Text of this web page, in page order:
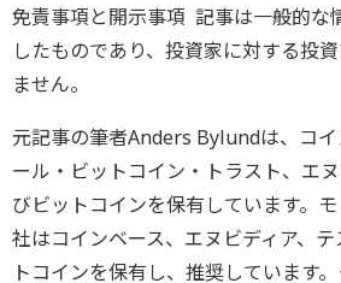
免責事項と開示事項 記事は一般的な
したものであり、投資家に対する投
ません。
元記事の筆者Anders Bylundは、コ
ール・ビットコイン・トラスト、エ
びビットコインを保有しています。
社はコインベース、エヌビディア、
トコインを保有し、推奨しています